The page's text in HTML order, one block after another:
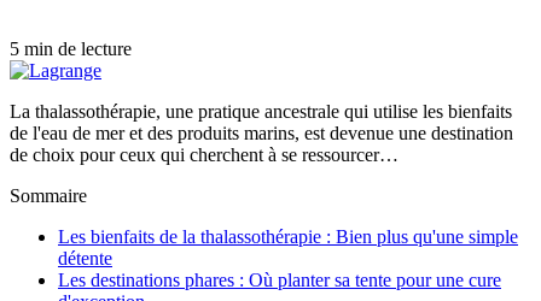
5 min de lecture
La thalassothérapie, une pratique ancestrale qui utilise les bienfaits
de l'eau de mer et des produits marins, est devenue une destination
de choix pour ceux qui cherchent à se ressourcer…
Sommaire
Les bienfaits de la thalassothérapie : Bien plus qu'une simple
détente
Les destinations phares : Où planter sa tente pour une cure